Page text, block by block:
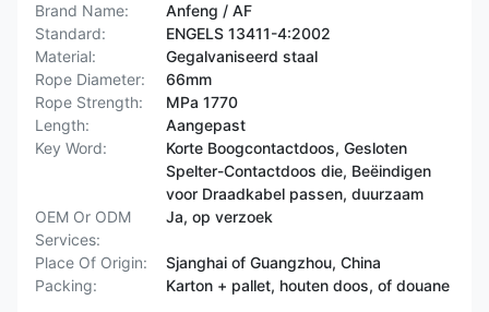
Brand Name:
Anfeng / AF
Standard:
ENGELS 13411-4:2002
Material:
Gegalvaniseerd staal
Rope Diameter:
66mm
Rope Strength:
MPa 1770
Length:
Aangepast
Key Word:
Korte Boogcontactdoos, Gesloten
Spelter-Contactdoos die, Beëindigen
voor Draadkabel passen, duurzaam
OEM Or ODM
Services:
Ja, op verzoek
Place Of Origin:
Sjanghai of Guangzhou, China
Packing:
Karton + pallet, houten doos, of douane